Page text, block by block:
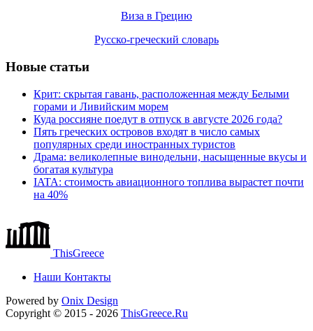
Виза в Грецию
Русско-греческий словарь
Новые статьи
Крит: скрытая гавань, расположенная между Белыми
горами и Ливийским морем
Куда россияне поедут в отпуск в августе 2026 года?
Пять греческих островов входят в число самых
популярных среди иностранных туристов
Драма: великолепные винодельни, насыщенные вкусы и
богатая культура
IATA: стоимость авиационного топлива вырастет почти
на 40%
ThisGreece
Наши Контакты
Powered by Onix Design
Copyright © 2015 - 2026 ThisGreece.Ru